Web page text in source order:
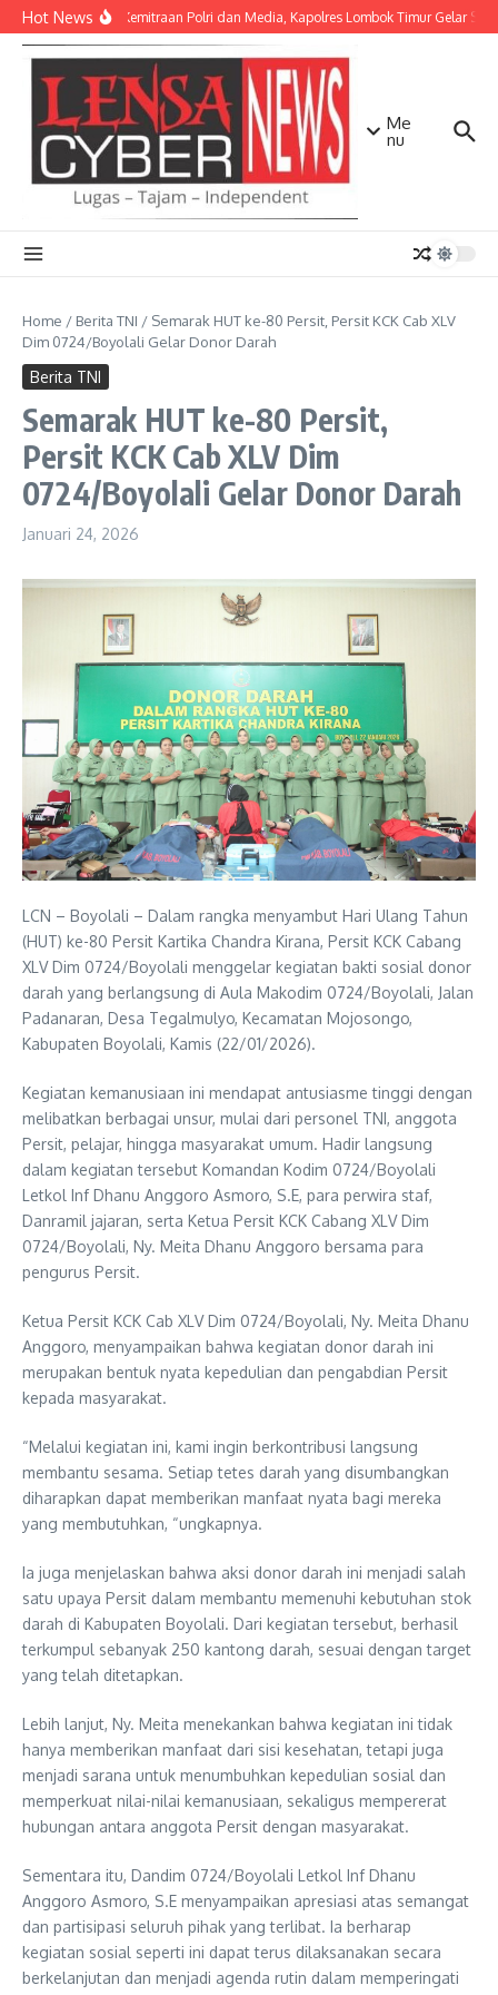
Lewati ke konten
Hot NewsPerkuat Kemitraan Polri dan Media, Kapolres Lombok Timur Gelar
Me
nu
Home / Berita TNI / Semarak HUT ke-80 Persit, Persit KCK Cab XLV
Dim 0724/Boyolali Gelar Donor Darah
Berita TNI
Semarak HUT ke-80 Persit,
Persit KCK Cab XLV Dim
0724/Boyolali Gelar Donor Darah
Januari 24, 2026
LCN – Boyolali – Dalam rangka menyambut Hari Ulang Tahun
(HUT) ke-80 Persit Kartika Chandra Kirana, Persit KCK Cabang
XLV Dim 0724/Boyolali menggelar kegiatan bakti sosial donor
darah yang berlangsung di Aula Makodim 0724/Boyolali, Jalan
Padanaran, Desa Tegalmulyo, Kecamatan Mojosongo,
Kabupaten Boyolali, Kamis (22/01/2026).
Kegiatan kemanusiaan ini mendapat antusiasme tinggi dengan
melibatkan berbagai unsur, mulai dari personel TNI, anggota
Persit, pelajar, hingga masyarakat umum. Hadir langsung
dalam kegiatan tersebut Komandan Kodim 0724/Boyolali
Letkol Inf Dhanu Anggoro Asmoro, S.E, para perwira staf,
Danramil jajaran, serta Ketua Persit KCK Cabang XLV Dim
0724/Boyolali, Ny. Meita Dhanu Anggoro bersama para
pengurus Persit.
Ketua Persit KCK Cab XLV Dim 0724/Boyolali, Ny. Meita Dhanu
Anggoro, menyampaikan bahwa kegiatan donor darah ini
merupakan bentuk nyata kepedulian dan pengabdian Persit
kepada masyarakat.
“Melalui kegiatan ini, kami ingin berkontribusi langsung
membantu sesama. Setiap tetes darah yang disumbangkan
diharapkan dapat memberikan manfaat nyata bagi mereka
yang membutuhkan, “ungkapnya.
Ia juga menjelaskan bahwa aksi donor darah ini menjadi salah
satu upaya Persit dalam membantu memenuhi kebutuhan stok
darah di Kabupaten Boyolali. Dari kegiatan tersebut, berhasil
terkumpul sebanyak 250 kantong darah, sesuai dengan target
yang telah ditetapkan.
Lebih lanjut, Ny. Meita menekankan bahwa kegiatan ini tidak
hanya memberikan manfaat dari sisi kesehatan, tetapi juga
menjadi sarana untuk menumbuhkan kepedulian sosial dan
memperkuat nilai-nilai kemanusiaan, sekaligus mempererat
hubungan antara anggota Persit dengan masyarakat.
Sementara itu, Dandim 0724/Boyolali Letkol Inf Dhanu
Anggoro Asmoro, S.E menyampaikan apresiasi atas semangat
dan partisipasi seluruh pihak yang terlibat. Ia berharap
kegiatan sosial seperti ini dapat terus dilaksanakan secara
berkelanjutan dan menjadi agenda rutin dalam memperingati